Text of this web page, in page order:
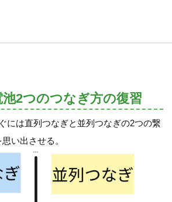
池2つのつなぎ方の復習
には直列つなぎと並列つなぎの2つの繋
い出させる。